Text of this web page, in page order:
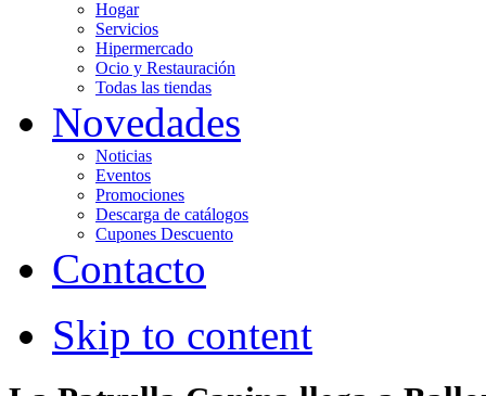
Hogar
Servicios
Hipermercado
Ocio y Restauración
Todas las tiendas
Novedades
Noticias
Eventos
Promociones
Descarga de catálogos
Cupones Descuento
Contacto
Skip to content